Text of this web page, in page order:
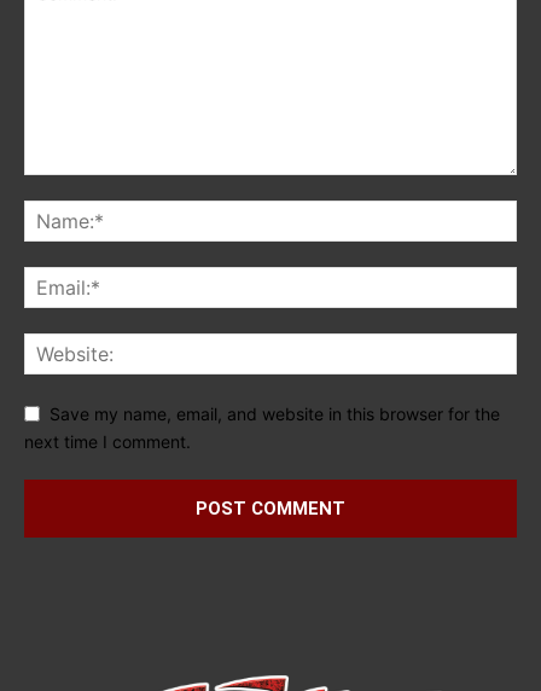
Save my name, email, and website in this browser for the
next time I comment.